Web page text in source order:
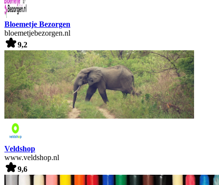
Bloemetje Bezorgen
bloemetjebezorgen.nl
9,2
Veldshop
www.veldshop.nl
9,6